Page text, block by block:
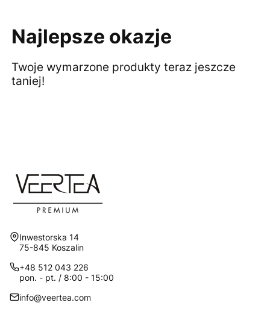
Najlepsze okazje
Twoje wymarzone produkty teraz jeszcze
taniej!
Adres:
Inwestorska 14
75-845 Koszalin
+48 512 043 226
pon. - pt. / 8:00 - 15:00
info@veertea.com